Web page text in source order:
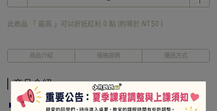
此商品 「 最高 」可以折抵紅利 0 點 (約等於 NT$0 )
商品介紹 規格說明 運送方式
商品介紹
► 注意事項